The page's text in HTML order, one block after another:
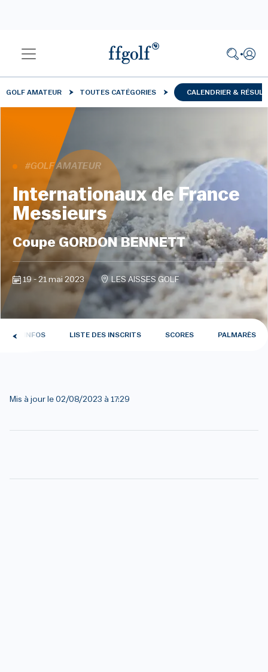
GOLF AMATEUR TOUTES CATÉGORIES CALENDRIER &
#GOLF AMATEUR
Internationaux de France
Messieurs
Coupe GORDON BENNETT
19 - 21 mai 2023 LES AISSES GOLF
INFOS LISTE DES INSCRITS SCORES PALMARÈS
Mis à jour le 02/08/2023 à 17:29